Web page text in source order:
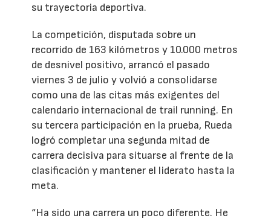
su trayectoria deportiva.
La competición, disputada sobre un
recorrido de 163 kilómetros y 10.000 metros
de desnivel positivo, arrancó el pasado
viernes 3 de julio y volvió a consolidarse
como una de las citas más exigentes del
calendario internacional de trail running. En
su tercera participación en la prueba, Rueda
logró completar una segunda mitad de
carrera decisiva para situarse al frente de la
clasificación y mantener el liderato hasta la
meta.
“Ha sido una carrera un poco diferente. He